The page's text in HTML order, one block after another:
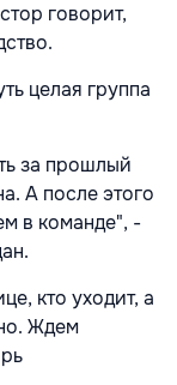
говорит,
целая группа
за прошлый
А после этого
в команде", -
кто уходит, а
Ждем